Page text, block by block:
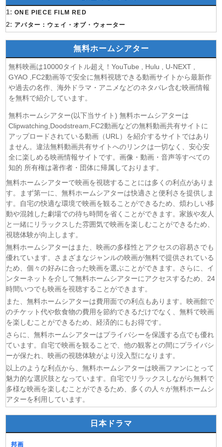
(08/08)本好きの下剋上 領主の養女 第17話
(08/08)うしろの正面カムイさん 第6話
ヘルモード～やり込み好きのゲーマーは廃設定の異世界で
無双する～ 2nd Season 第6話
(08/08)
(07/08)探偵のままでいて 第4話
(07/08)ストレンジ-伊藤潤二の夜も眠れぬ奇妙な話- 第6話
(07/08)逃げ上手の若君 第二期 第4話
(07/08) 神の雫 第18話
(07/08)うちの弟どもがすみません 第6話
(07/08) これ描いて死ね 第6話
(07/08)ここは俺に任せて先に行けと言ってから10年がたったら伝
説になっていた。 第6話
(07/08)領民0人スタートの辺境領主様 第6話
(07/08)しもべの王子様 第6話
(07/08)転生したらスライムだった件 第4期 第17話
(07/08) 金曜ロードショー 動画 2026年8月7日
(07/08) Tシャツが乾くまで 第5話
(07/08)リーガルビート ー逆転の法廷ー 第3話
(07/08)乙女怪獣キャラメリゼ 第6話
(07/08)チョッちゃん 第87話
(07/08)ひまわり 第95話
(07/08)マッサン 第19話
(07/08)
1: ONE PIECE FILM RED
2: アバター：ウェイ・オブ・ウォーター
無料ホームシアター
無料映画は10000タイトル超え！YouTube , Hulu , U-NEXT ,
GYAO ,FC2動画等で安全に無料視聴できる動画サイトから最新作
や過去の名作、海外ドラマ・アニメなどのネタバレ含む映画情報
を無料で紹介しています。
無料ホームシアター(以下当サイト) 無料ホームシアターは
Clipwatching,Doodstream,FC2動画などの無料動画共有サイトに
アップロードされている動画（URL）を紹介するサイトではあり
ません。違法無料動画共有サイトへのリンクは一切なく、安心安
全に楽しめる映画情報サイトです。画像・動画・音声等すべての
知的 所有権は著作者・団体に帰属しております。
無料ホームシアターで映画を視聴することには多くの利点がありま
す。まず第一に、無料ホームシアターは快適さと便利さを提供しま
す。自宅の快適な環境で映画を観ることができるため、煩わしい移
動や混雑した劇場での待ち時間を省くことができます。家族や友人
と一緒にリラックスした雰囲気で映画を楽しむことができるため、
視聴体験が向上します。
無料ホームシアターはまた、映画の多様性とアクセスの容易さでも
優れています。さまざまなジャンルの映画が無料で提供されている
ため、個々の好みに合った映画を選ぶことができます。さらに、イ
ンターネットを介して無料ホームシアターにアクセスするため、24
時間いつでも映画を視聴することができます。
また、無料ホームシアターは費用面での利点もあります。映画館で
のチケット代や飲食物の費用を節約できるだけでなく、無料で映画
を楽しむことができるため、経済的にもお得です。
さらに、無料ホームシアターはプライバシーを保護する点でも優れ
ています。自宅で映画を観ることで、他の観客との間にプライバシ
ーが保たれ、映画の視聴体験がより没入型になります。
以上のような利点から、無料ホームシアターは映画ファンにとって
魅力的な選択肢となっています。自宅でリラックスしながら無料で
多様な映画を楽しむことができるため、多くの人々が無料ホームシ
アターを利用しています。
日本ドラマ
邦画